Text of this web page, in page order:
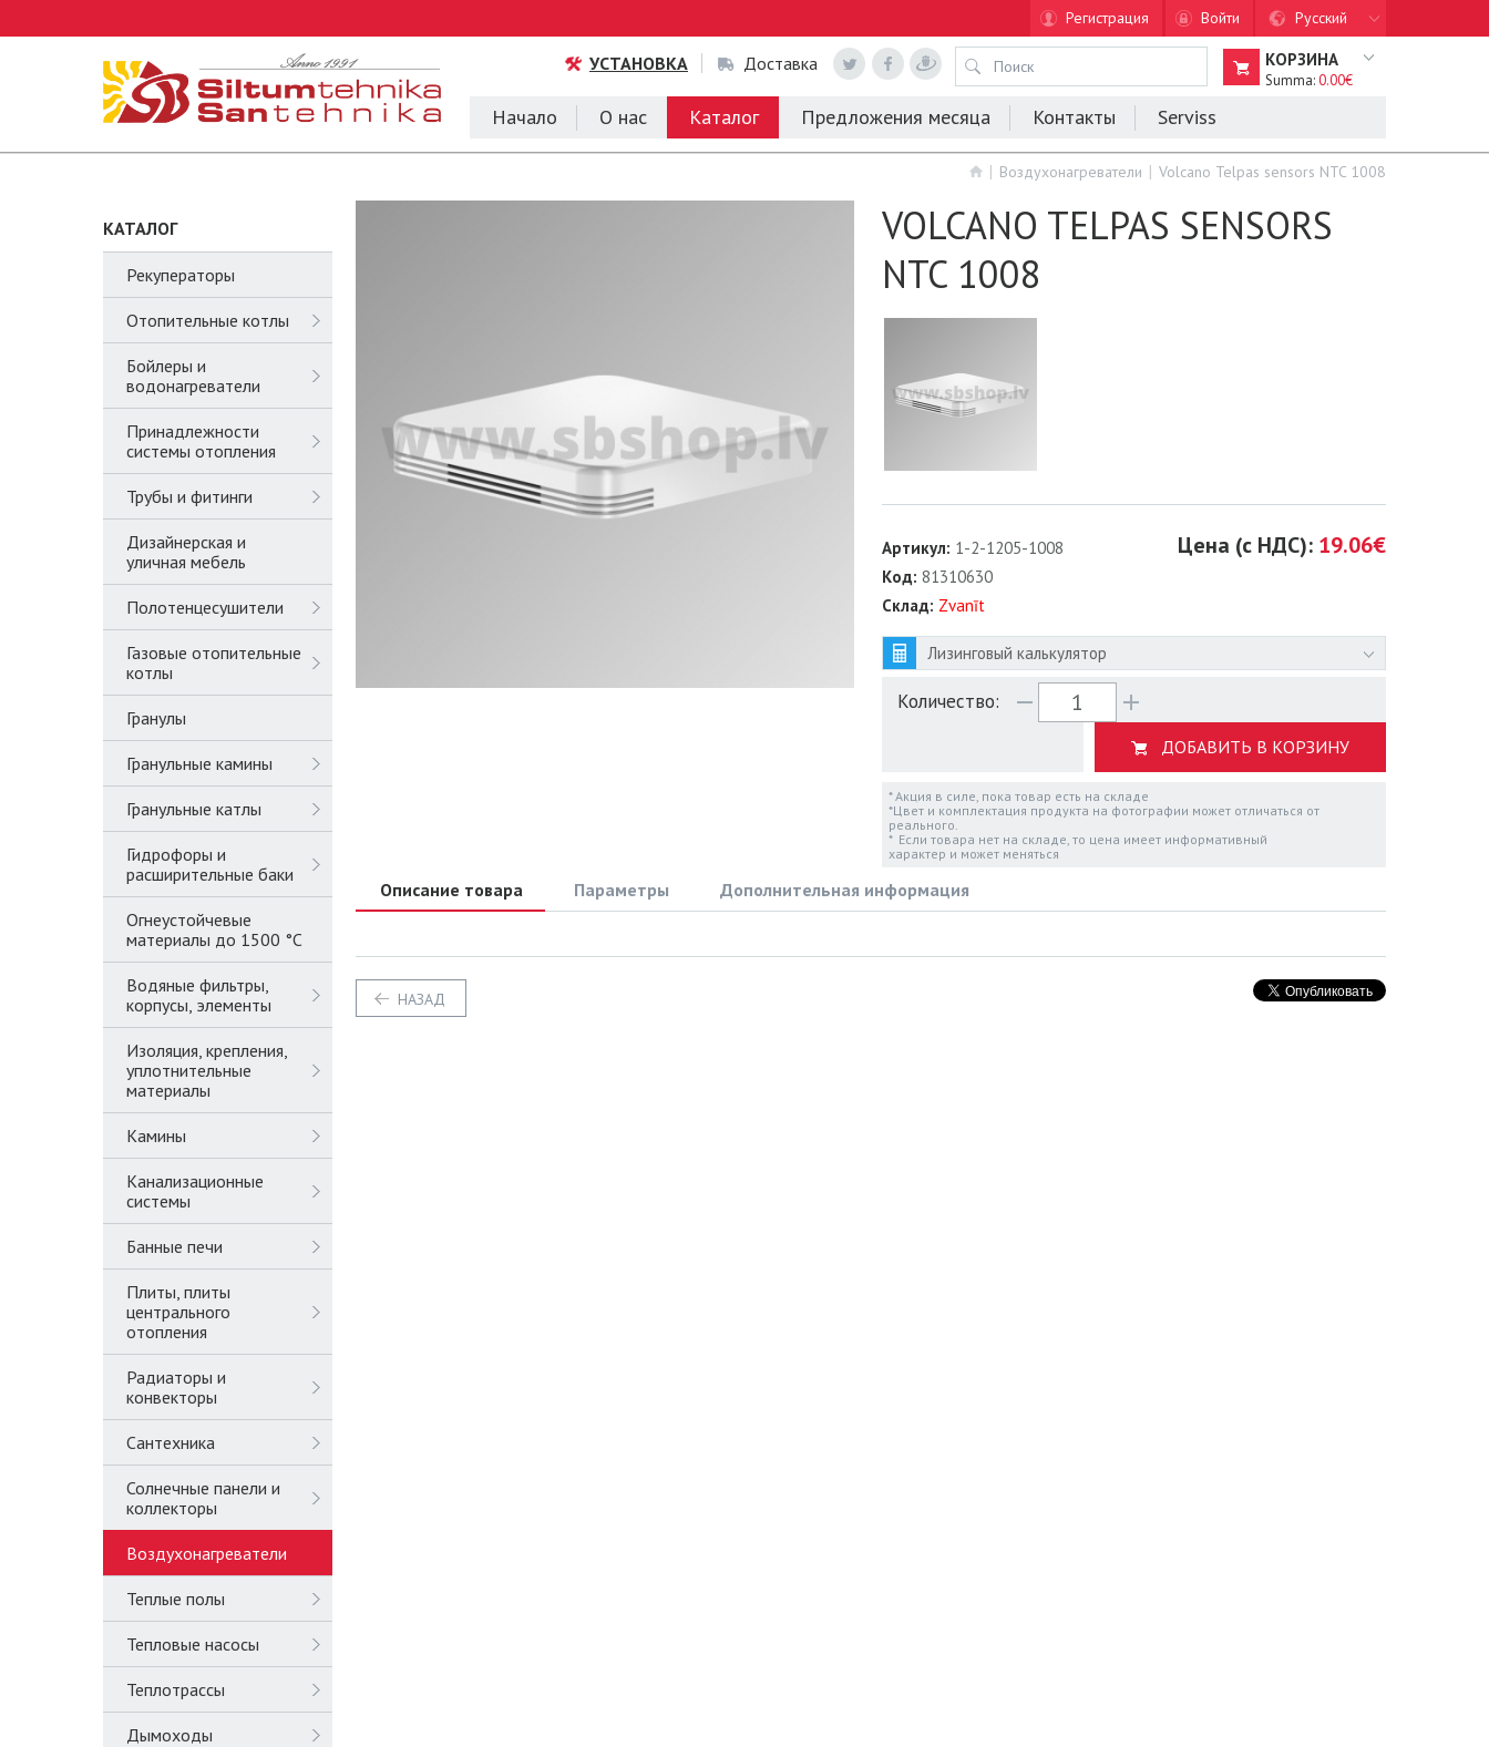
Регистрация Войти Русский
УСТАНОВКА Доставка КОРЗИНА
Summa:0.00€
Начало О нас Каталог Предложения месяца Контакты Serviss
Воздухонагреватели Volcano Telpas sensors NTC 1008
КАТАЛОГ
Рекуператоры
Отопительные котлы
Бойлеры и
водонагреватели
Принадлежности
системы отопления
Трубы и фитинги
Дизайнерская и
уличная мебель
Полотенцесушители
Газовые отопительные
котлы
Гранулы
Гранульные камины
Гранульные катлы
Гидрофоры и
расширительные баки
Огнеустойчевые
материалы до 1500 °C
Водяные фильтры,
корпусы, элементы
Изоляция, крепления,
уплотнительные
материалы
Камины
Канализационные
системы
Банные печи
Плиты, плиты
центрального
отопления
Радиаторы и
конвекторы
Сантехника
Солнечные панели и
коллекторы
Воздухонагреватели
Теплые полы
Тепловые насосы
Теплотрассы
Дымоходы
VOLCANO TELPAS SENSORS
NTC 1008
Артикул: 1-2-1205-1008
Код: 81310630
Склад: Zvanīt
Цена (с НДС): 19.06€
Лизинговый калькулятор
Количество:
ДОБАВИТЬ В КОРЗИНУ
* Акция в силе, пока товар есть на складе
*Цвет и комплектация продукта на фотографии может отличаться от
реального.
* Если товара нет на складе, то цена имеет информативный
характер и может меняться
Описание товара Параметры Дополнительная информация
НАЗАД